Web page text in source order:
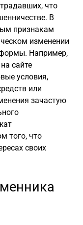
что
В
признакам
изменении
Например,
сайте
условия,
или
зачастую
того, что
своих